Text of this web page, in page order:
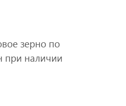
зерно по
при наличии